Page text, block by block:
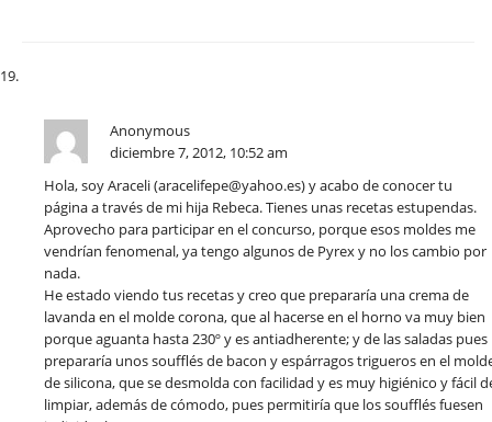
Anonymous
diciembre 7, 2012, 10:52 am
Hola, soy Araceli (aracelifepe@yahoo.es) y acabo de conocer tu
página a través de mi hija Rebeca. Tienes unas recetas estupendas.
Aprovecho para participar en el concurso, porque esos moldes me
vendrían fenomenal, ya tengo algunos de Pyrex y no los cambio por
nada.
He estado viendo tus recetas y creo que prepararía una crema de
lavanda en el molde corona, que al hacerse en el horno va muy bien
porque aguanta hasta 230º y es antiadherente; y de las saladas pues
prepararía unos soufflés de bacon y espárragos trigueros en el
de silicona, que se desmolda con facilidad y es muy higiénico y fácil
limpiar, además de cómodo, pues permitiría que los soufflés fuesen